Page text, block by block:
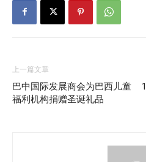
上一篇文章
巴中国际发展商会为巴西儿童
福利机构捐赠圣诞礼品